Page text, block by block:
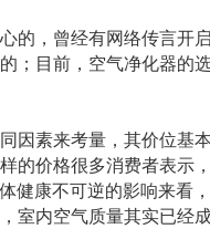
的，曾经有网络传言
；目前，空气净化器
因素来考量，其价位
的价格很多消费者表示
康不可逆的影响来看
内空气质量其实已经成